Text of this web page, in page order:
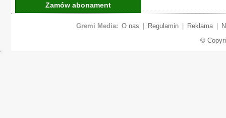
Zamów abonament
Gremi Media: O nas Regulamin Reklama
©